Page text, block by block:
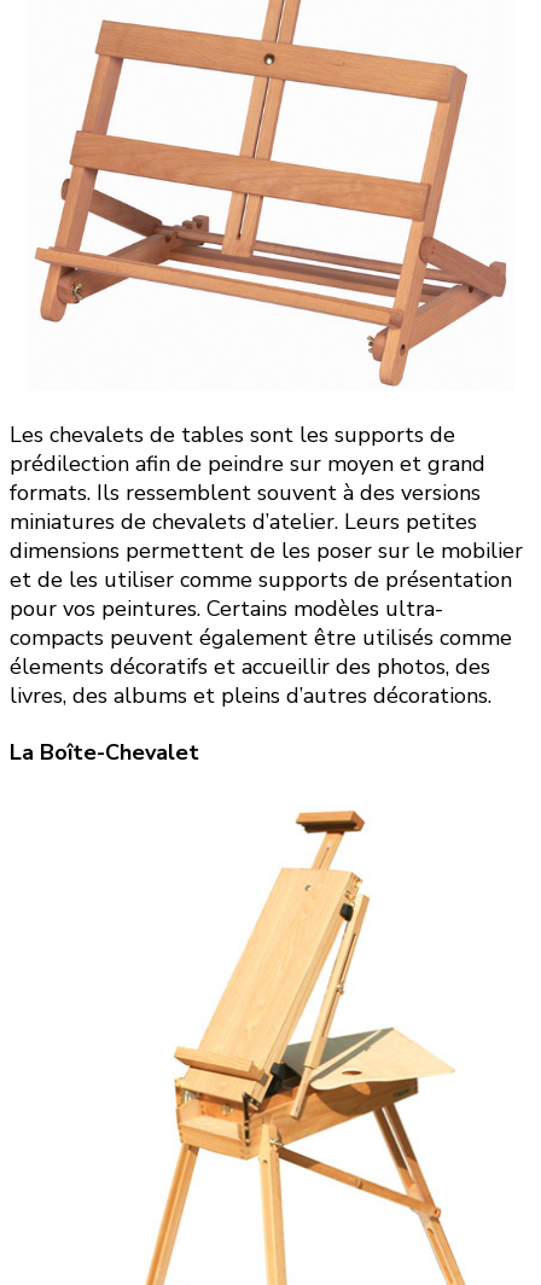
Les chevalets de tables sont les supports de
prédilection afin de peindre sur moyen et grand
formats. Ils ressemblent souvent à des versions
miniatures de chevalets d’atelier. Leurs petites
dimensions permettent de les poser sur le mobilier
et de les utiliser comme supports de présentation
pour vos peintures. Certains modèles ultra-
compacts peuvent également être utilisés comme
élements décoratifs et accueillir des photos, des
livres, des albums et pleins d’autres décorations.
La Boîte-Chevalet